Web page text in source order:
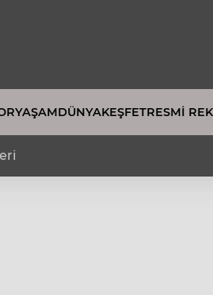
YAŞAMDÜNYAKEŞFETRESMI